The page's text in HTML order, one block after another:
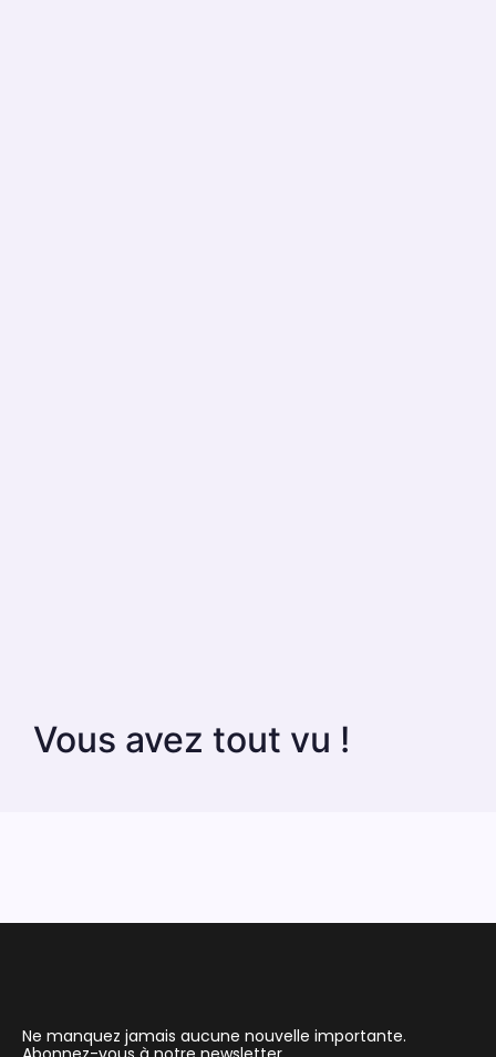
Vous avez tout vu !
Ne manquez jamais aucune nouvelle importante.